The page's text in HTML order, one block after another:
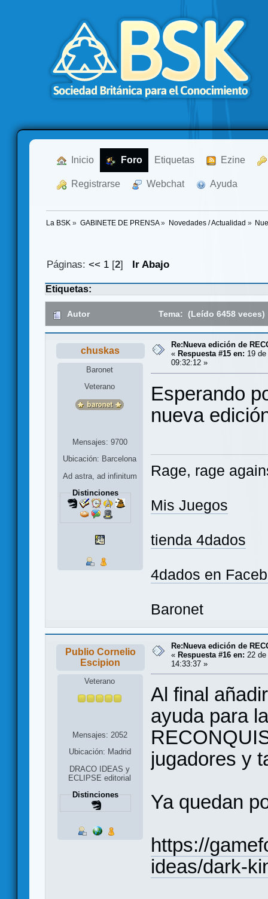
Inicio Foro Etiquetas Ezine
Registrarse Webchat Ayuda
La BSK » GABINETE DE PRENSA» Novedades / Actualidad »
Páginas:<< 1 [2] Ir Abajo
Etiquetas:
Autor Tema: (Leído 6458 veces)
chuskas
Baronet
Veterano
Mensajes: 9700
Ubicación: Barcelona
Ad astra, ad infinitum
Distinciones
Re:Nueva edición de
« Respuesta #15 en: 19
09:32:12 »
Esperando
nueva
Rage, rage
Mis Juegos
tienda 4dados
4dados en
Baronet
Publio Cornelio
Escipion
Veterano
Mensajes: 2052
Ubicación: Madrid
DRACO IDEAS y
ECLIPSE editorial
Distinciones
Re:Nueva edición de
« Respuesta #16 en: 22
14:33:37 »
Al final
ayuda para
jugadores y
Ya quedan
https://
ideas/dark-